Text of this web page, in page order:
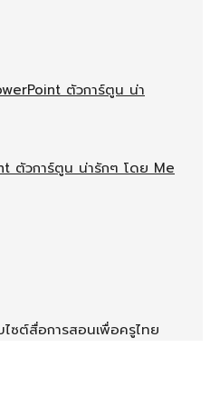
ตัวการ์ตูน น่ารักๆ โดย Me
ซต์สื่อการสอนเพื่อครูไทย